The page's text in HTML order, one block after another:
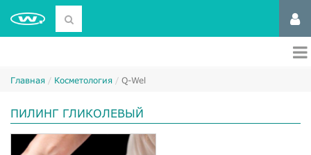
Главная Косметология Q-Wel
ПИЛИНГ ГЛИКОЛЕВЫЙ